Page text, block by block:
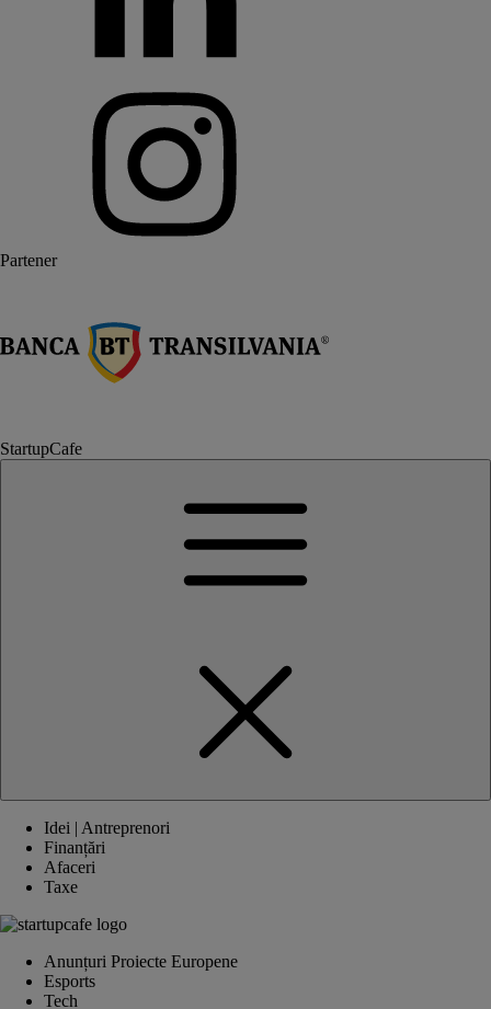
Partener
StartupCafe
Idei | Antreprenori
Finanțări
Afaceri
Taxe
Anunțuri Proiecte Europene
Esports
Tech